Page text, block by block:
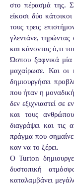
στο πέρασμά της.
είκοσι δύο
τους τρεις
γλεντάνε,
και κάνοντας ό,τι
Ώσπου ξαφνικά μία
μαχαίρωσε. Και οι
δημιουργήσει
που ήταν η
δεν εξιχνιαστεί σε
και τους
διαγράψει και τις
πράγμα που
καν να το ξέρει.
Ο Turton
δυστοπική
καταλαμβάνει